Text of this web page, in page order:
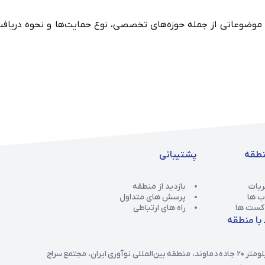
موضوعاتی از جمله حوزه‌های تخصصی، نوع حمایت‌ها و نحوه
ها
ها
پشتیبانی
بازدید از منطقه
پرسش های متداول
راه های ارتباطی
با منطقه
منطقه بین‌المللی نوآوری ایران، مجتمع سراج